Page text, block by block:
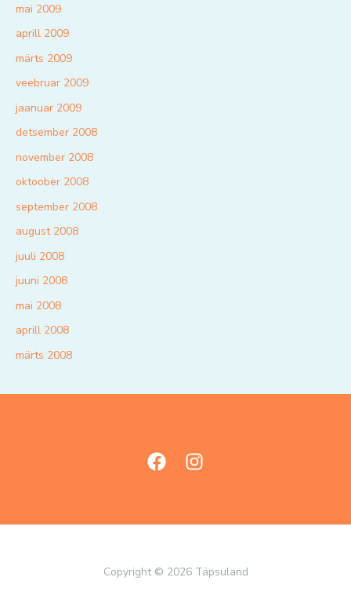
mai 2009
aprill 2009
märts 2009
veebruar 2009
jaanuar 2009
detsember 2008
november 2008
oktoober 2008
september 2008
august 2008
juuli 2008
juuni 2008
mai 2008
aprill 2008
märts 2008
Copyright © 2026 Täpsuland